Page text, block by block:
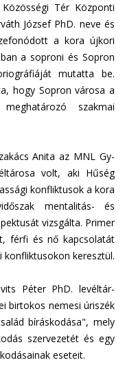
Tér Központi
József PhD. neve és
a kora újkori
a soproni és Sopron
mutatta be.
hogy Sopron városa a
szakmai
Anita az MNL Gy-
volt, aki Hűség
konfliktusok a kora
mentalitás- és
vizsgálta. Primer
férfi és nő kapcsolatát
keresztül.
Péter PhD. levéltár-
birtokos nemesi úriszék
bíráskodása", mely
szervezetét és egy
eseteit.